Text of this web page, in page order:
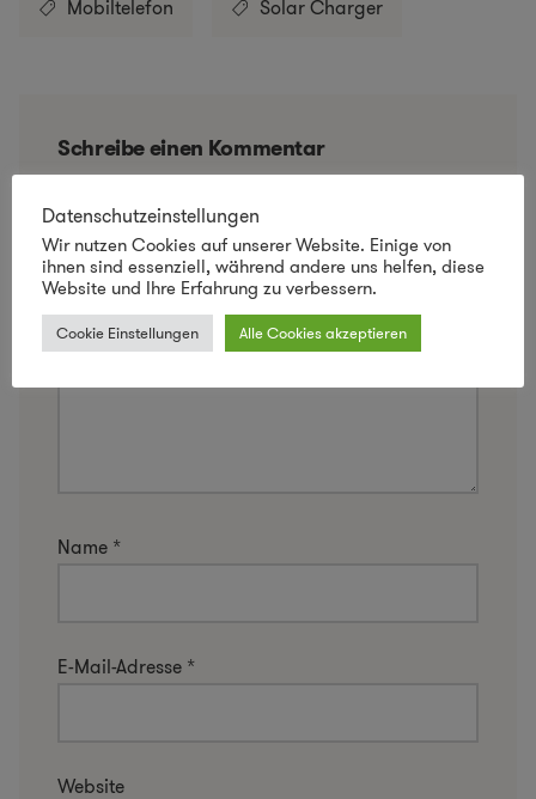
Mobiltelefon Solar Charger
Schreibe einen Kommentar
Erforderliche Felder sind mit
Kommentar*
Name *
E-Mail-Adresse *
Website
Datenschutzeinstellungen
Wir nutzen Cookies auf unserer Website. Einige von
ihnen sind essenziell, während andere uns helfen, diese
Website und Ihre Erfahrung zu verbessern.
Cookie Einstellungen Alle Cookies akzeptieren